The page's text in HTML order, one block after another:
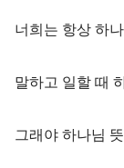
너희는 항상 하
말하고 일할 때
그래야 하나님